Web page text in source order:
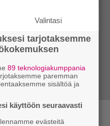
keikka
Valintasi
tarjotaksemme
89 teknologiakumppania
paremman
sisältöä ja
käyttöön seuraavasti
evästeitä